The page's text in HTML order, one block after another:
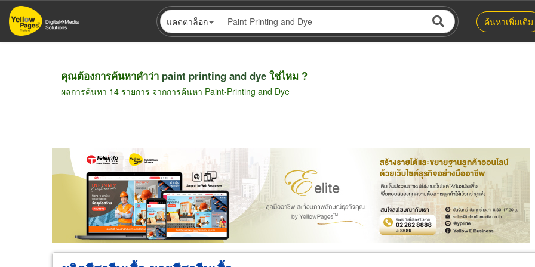
ข้าม
ไป
แคตตาล็อก ค้นหาเพิ่มเติม
คุณต้องการค้นหาคำว่า paint printing and dye ใช่ไหม ?
ผลการค้นหา 14 รายการ จากการค้นหา Paint-Printing and Dye
ขายส่ง ขายปลีก ผู้ผลิต ตัวแทนจัดจำหน่าย ผู้ส่งออก/นำเข้า ธุรกิจบริการ